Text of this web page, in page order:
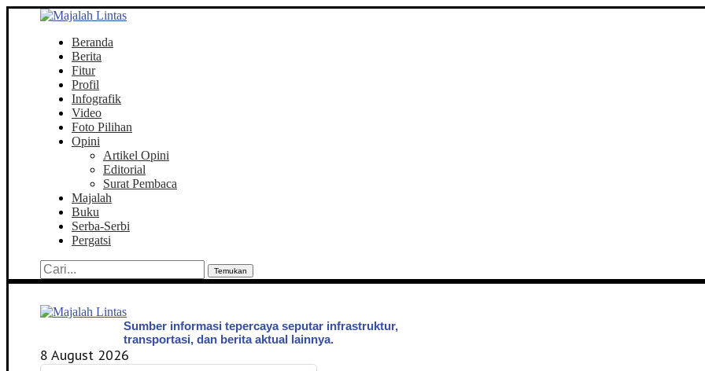
Beranda
Berita
Fitur
Profil
Infografik
Video
Foto Pilihan
Opini
Artikel Opini
Editorial
Surat Pembaca
Majalah
Buku
Serba-Serbi
Pergatsi
Temukan
Sumber informasi tepercaya seputar infrastruktur,
transportasi, dan berita aktual lainnya.
8 August 2026